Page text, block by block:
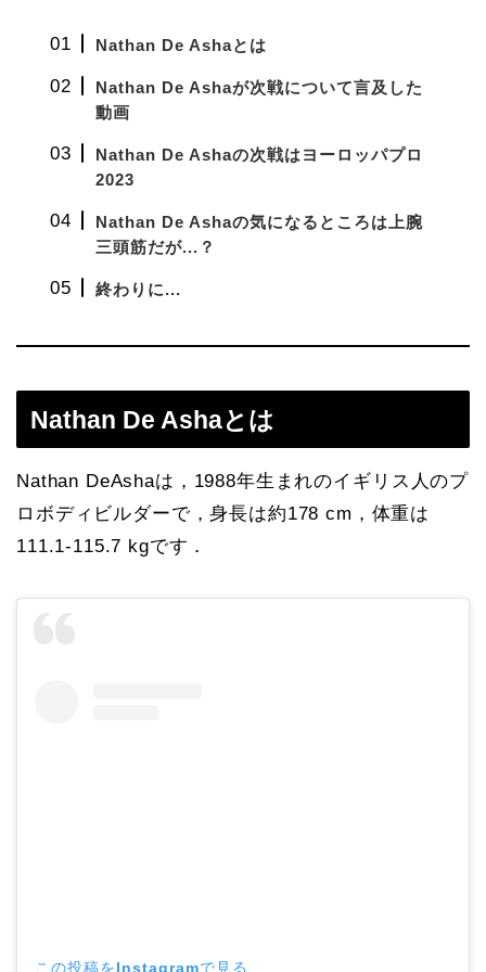
Nathan De Ashaとは
Nathan De Ashaが次戦について言及した
動画
Nathan De Ashaの次戦はヨーロッパプロ
2023
Nathan De Ashaの気になるところは上腕
三頭筋だが...？
終わりに...
Nathan De Ashaとは
Nathan DeAshaは，1988年生まれのイギリス人のプ
ロボディビルダーで，身長は約178 cm，体重は
111.1-115.7 kgです．
この投稿をInstagramで見る